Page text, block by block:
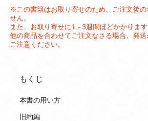
※この書籍はお取り寄せのため、ご注文後の
せん。
また、お取り寄せに1～3週間ほどかかります
他の商品を合わせてご注文なさる場合、発
ご注意ください。
もくじ
本書の用い方
旧約編